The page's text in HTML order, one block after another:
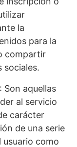
la
para la
compartir
sociales.
: Son aquellas
al servicio
carácter
de una serie
usuario como